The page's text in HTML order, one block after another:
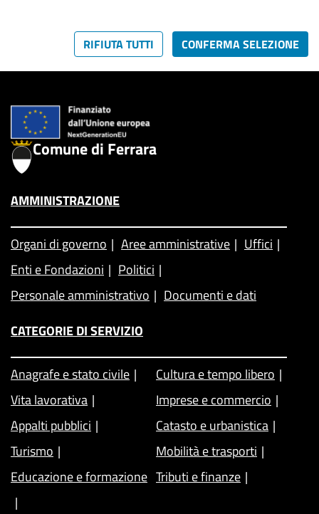
RIFIUTA TUTTI CONFERMA SELEZIONE
Comune di Ferrara
AMMINISTRAZIONE
Organi di governo Aree amministrative
Uffici
Enti e Fondazioni
Politici
Personale amministrativo
Documenti e dati
CATEGORIE DI SERVIZIO
Anagrafe e stato civile
Cultura e tempo libero
Vita lavorativa
Imprese e commercio
Appalti pubblici
Catasto e urbanistica
Turismo
Mobilità e trasporti
Educazione e formazione Tributi e finanze